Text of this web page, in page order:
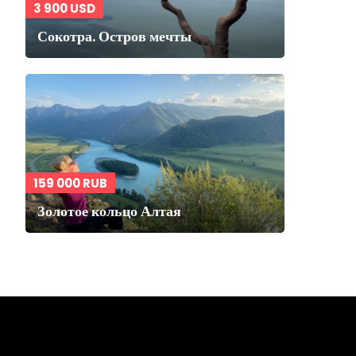
3 900 USD
Сокотра. Остров мечты
159 000 RUB
Золотое кольцо Алтая